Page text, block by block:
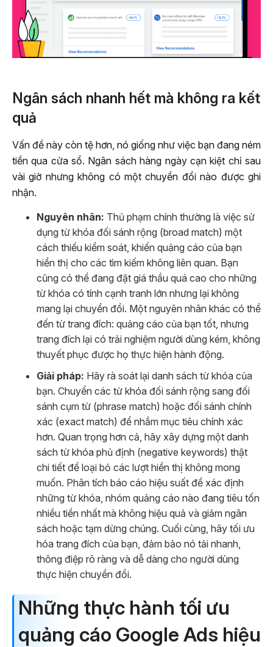
Ngân sách nhanh hết mà không ra kết
quả
Vấn đề này còn tệ hơn, nó giống như việc bạn đang ném
tiền qua cửa sổ. Ngân sách hàng ngày cạn kiệt chỉ sau
vài giờ nhưng không có một chuyển đổi nào được ghi
nhận.
Nguyên nhân: Thủ phạm chính thường là việc sử
dụng từ khóa đối sánh rộng (broad match) một
cách thiếu kiểm soát, khiến quảng cáo của bạn
hiển thị cho các tìm kiếm không liên quan. Bạn
cũng có thể đang đặt giá thầu quá cao cho những
từ khóa có tính cạnh tranh lớn nhưng lại không
mang lại chuyển đổi. Một nguyên nhân khác có thể
đến từ trang đích: quảng cáo của bạn tốt, nhưng
trang đích lại có trải nghiệm người dùng kém, không
thuyết phục được họ thực hiện hành động.
Giải pháp: Hãy rà soát lại danh sách từ khóa của
bạn. Chuyển các từ khóa đối sánh rộng sang đối
sánh cụm từ (phrase match) hoặc đối sánh chính
xác (exact match) để nhắm mục tiêu chính xác
hơn. Quan trọng hơn cả, hãy xây dựng một danh
sách từ khóa phủ định (negative keywords) thật
chi tiết để loại bỏ các lượt hiển thị không mong
muốn. Phân tích báo cáo hiệu suất để xác định
những từ khóa, nhóm quảng cáo nào đang tiêu tốn
nhiều tiền nhất mà không hiệu quả và giảm ngân
sách hoặc tạm dừng chúng. Cuối cùng, hãy tối ưu
hóa trang đích của bạn, đảm bảo nó tải nhanh,
thông điệp rõ ràng và dễ dàng cho người dùng
thực hiện chuyển đổi.
Những thực hành tối ưu
quảng cáo Google Ads hiệu